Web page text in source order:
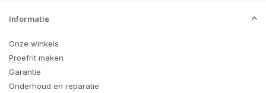
Informatie
Onze winkels
Proefrit maken
Garantie
Onderhoud en reparatie